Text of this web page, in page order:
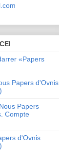
«Papers
Papers d'Ovnis
Papers
Compte
d'Ovnis